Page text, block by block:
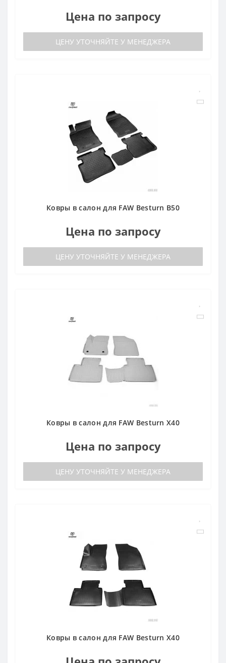
Цена по запросу
ЦЕНУ УТОЧНЯЙТЕ У МЕНЕДЖЕРА
Ковры в салон для FAW Besturn B50
Цена по запросу
ЦЕНУ УТОЧНЯЙТЕ У МЕНЕДЖЕРА
Ковры в салон для FAW Besturn X40
Цена по запросу
ЦЕНУ УТОЧНЯЙТЕ У МЕНЕДЖЕРА
Ковры в салон для FAW Besturn X40